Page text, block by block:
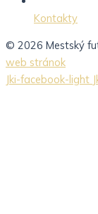
Kontakty
© 2026 Mestský
web stránok
Jki-facebook-light